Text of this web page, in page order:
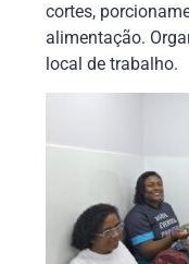
cortes,
alimentação.
local de trabalho.